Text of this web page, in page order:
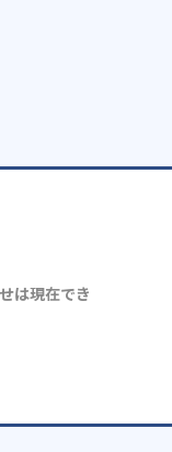
は現在でき